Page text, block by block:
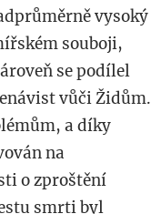
vysoký
souboji,
se podílel
vůči Židům.
a díky
na
o zproštění
smrti byl